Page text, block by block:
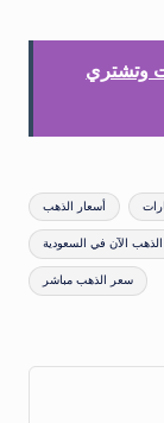
وتشتري
أسعار الذهب
الآن في السعودية
سعر الذهب مباشر